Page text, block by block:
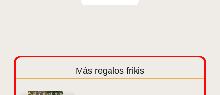
Más regalos frikis